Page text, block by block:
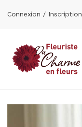
Connexion / Inscription